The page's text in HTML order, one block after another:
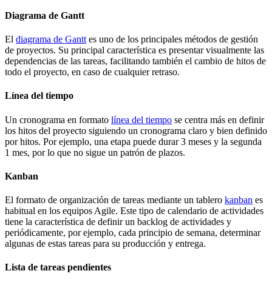
Diagrama de Gantt
El diagrama de Gantt es uno de los principales métodos de gestión
de proyectos. Su principal característica es presentar visualmente las
dependencias de las tareas, facilitando también el cambio de hitos de
todo el proyecto, en caso de cualquier retraso.
Línea del tiempo
Un cronograma en formato línea del tiempo se centra más en definir
los hitos del proyecto siguiendo un cronograma claro y bien definido
por hitos. Por ejemplo, una etapa puede durar 3 meses y la segunda
1 mes, por lo que no sigue un patrón de plazos.
Kanban
El formato de organización de tareas mediante un tablero kanban es
habitual en los equipos Agile. Este tipo de calendario de actividades
tiene la característica de definir un backlog de actividades y
periódicamente, por ejemplo, cada principio de semana, determinar
algunas de estas tareas para su producción y entrega.
Lista de tareas pendientes